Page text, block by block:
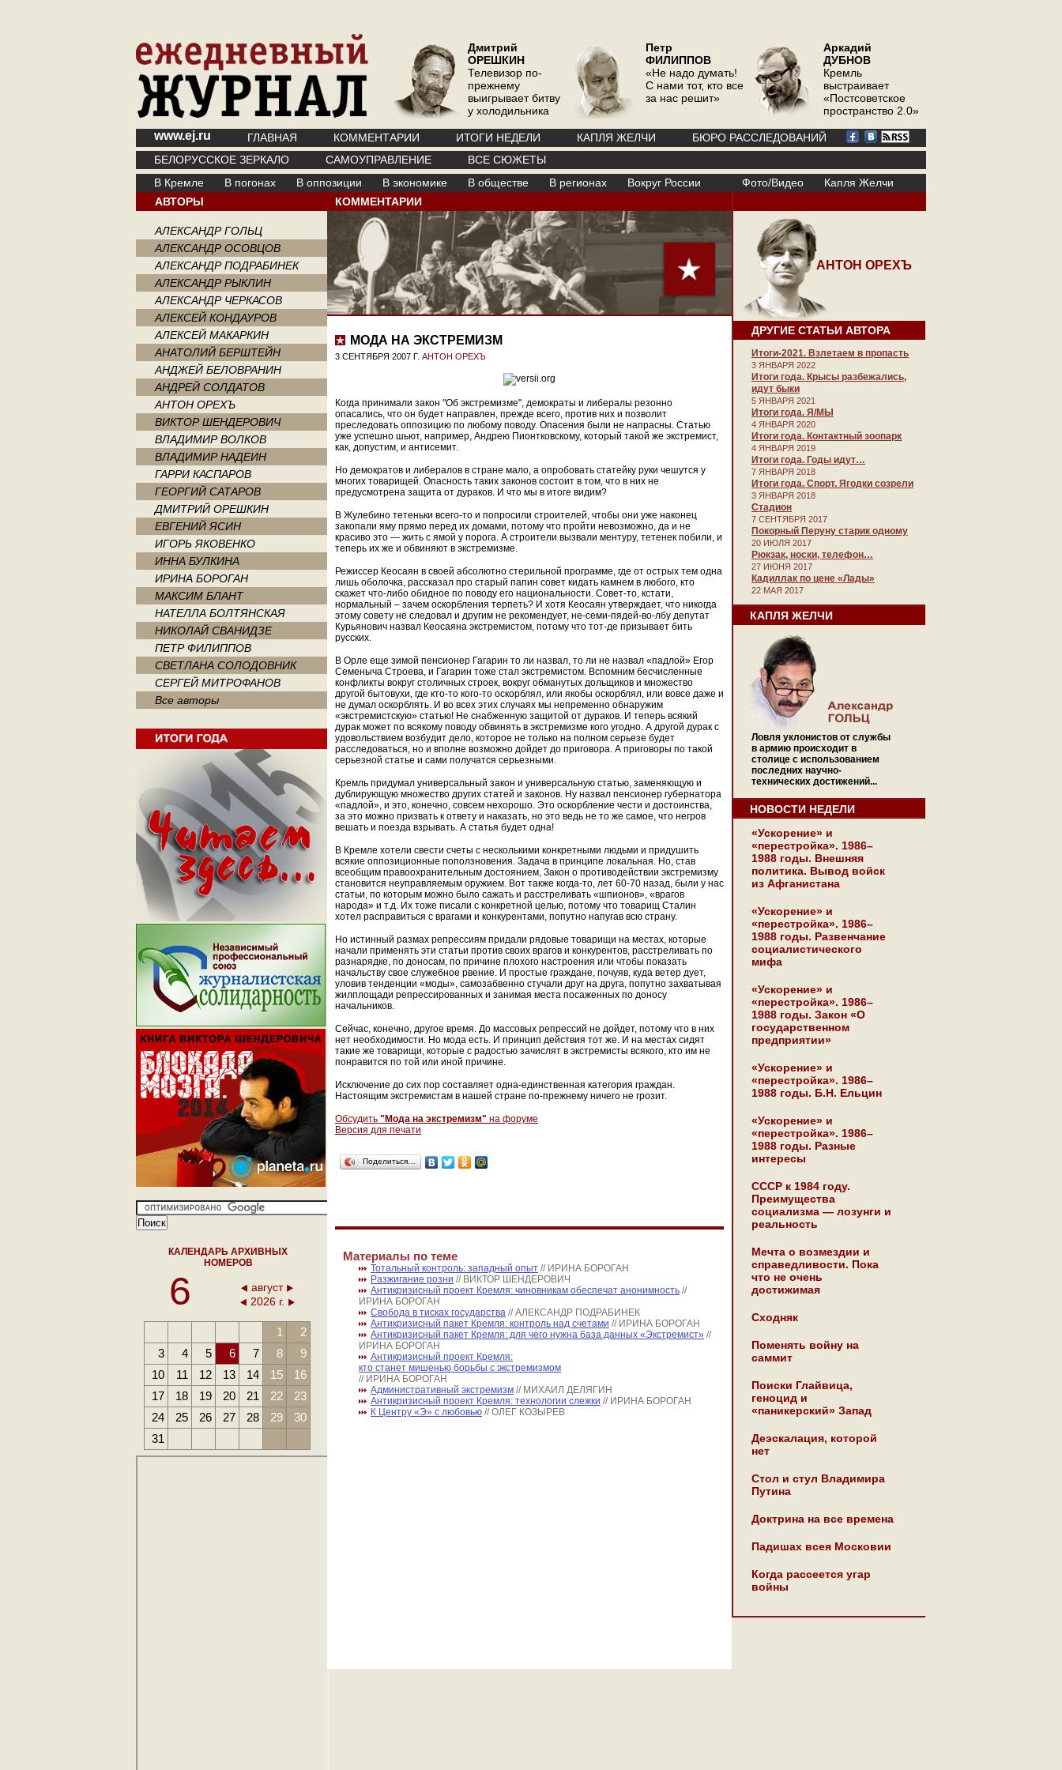
Дмитрий
ОРЕШКИН
Телевизор по-
прежнему
выигрывает битву
у холодильника
Петр
ФИЛИППОВ
«Не надо думать!
С нами тот, кто все
за нас решит»
Аркадий
ДУБНОВ
Кремль
выстраивает
«Постсоветское
пространство 2.0»
www.ej.ru ГЛАВНАЯ КОММЕНТАРИИ ИТОГИ НЕДЕЛИ КАПЛЯ ЖЕЛЧИ
БЮРО РАССЛЕДОВАНИЙ
БЕЛОРУССКОЕ ЗЕРКАЛО
САМОУПРАВЛЕНИЕ
ВСЕ СЮЖЕТЫ
В Кремле
В погонах В оппозиции В экономике В обществе В регионах Вокруг России Фото/Видео
Капля Желчи
АВТОРЫ
АЛЕКСАНДР ГОЛЬЦ
АЛЕКСАНДР ОСОВЦОВ
АЛЕКСАНДР ПОДРАБИНЕК
АЛЕКСАНДР РЫКЛИН
АЛЕКСАНДР ЧЕРКАСОВ
АЛЕКСЕЙ КОНДАУРОВ
АЛЕКСЕЙ МАКАРКИН
АНАТОЛИЙ БЕРШТЕЙН
АНДЖЕЙ БЕЛОВРАНИН
АНДРЕЙ СОЛДАТОВ
АНТОН ОРЕХЪ
ВИКТОР ШЕНДЕРОВИЧ
ВЛАДИМИР ВОЛКОВ
ВЛАДИМИР НАДЕИН
ГАРРИ КАСПАРОВ
ГЕОРГИЙ САТАРОВ
ДМИТРИЙ ОРЕШКИН
ЕВГЕНИЙ ЯСИН
ИГОРЬ ЯКОВЕНКО
ИННА БУЛКИНА
ИРИНА БОРОГАН
МАКСИМ БЛАНТ
НАТЕЛЛА БОЛТЯНСКАЯ
НИКОЛАЙ СВАНИДЗЕ
ПЕТР ФИЛИППОВ
СВЕТЛАНА СОЛОДОВНИК
СЕРГЕЙ МИТРОФАНОВ
Все авторы
КАЛЕНДАРЬ АРХИВНЫХ
НОМЕРОВ
6
август
2026 г.
1
2
3
4 5 6 7 8
9
10
11 12 13 14 15
16
17
18 19 20 21 22
23
24
25 26 27 28 29
30
31
КОММЕНТАРИИ
МОДА НА ЭКСТРЕМИЗМ
3 СЕНТЯБРЯ 2007 Г. АНТОН ОРЕХЪ
Когда принимали закон "Об экстремизме", демократы и либералы резонно
опасались, что он будет направлен, прежде всего, против них и позволит
преследовать оппозицию по любому поводу. Опасения были не напрасны. Статью
уже успешно шьют, например, Андрею Пионтковскому, который такой же экстремист,
как, допустим, и антисемит.
Но демократов и либералов в стране мало, а опробовать статейку руки чешутся у
многих товарищей. Опасность таких законов состоит в том, что в них не
предусмотрена защита от дураков. И что мы в итоге видим?
В Жулебино тетеньки всего-то и попросили строителей, чтобы они уже наконец
закопали яму прямо перед их домами, потому что пройти невозможно, да и не
красиво это — жить с ямой у порога. А строители вызвали ментуру, тетенек побили, и
теперь их же и обвиняют в экстремизме.
Режиссер Кеосаян в своей абсолютно стерильной программе, где от острых тем одна
лишь оболочка, рассказал про старый папин совет кидать камнем в любого, кто
скажет что-либо обидное по поводу его национальности. Совет-то, кстати,
нормальный – зачем оскорбления терпеть? И хотя Кеосаян утверждает, что никогда
этому совету не следовал и другим не рекомендует, не-семи-пядей-во-лбу депутат
Курьянович назвал Кеосаяна экстремистом, потому что тот-де призывает бить
русских.
В Орле еще зимой пенсионер Гагарин то ли назвал, то ли не назвал «падлой» Егор
Семеныча Строева, и Гагарин тоже стал экстремистом. Вспомним бесчисленные
конфликты вокруг столичных строек, вокруг обманутых дольщиков и множество
другой бытовухи, где кто-то кого-то оскорблял, или якобы оскорблял, или вовсе даже и
не думал оскорблять. И во всех этих случаях мы непременно обнаружим
«экстремистскую» статью! Не снабженную защитой от дураков. И теперь всякий
дурак может по всякому поводу обвинять в экстремизме кого угодно. А другой дурак с
удовольствием возбудит дело, которое не только на полном серьезе будет
расследоваться, но и вполне возможно дойдет до приговора. А приговоры по такой
серьезной статье и сами получатся серьезными.
Кремль придумал универсальный закон и универсальную статью, заменяющую и
дублирующую множество других статей и законов. Ну назвал пенсионер губернатора
«падлой», и это, конечно, совсем нехорошо. Это оскорбление чести и достоинства,
за это можно призвать к ответу и наказать, но это ведь не то же самое, что негров
вешать и поезда взрывать. А статья будет одна!
В Кремле хотели свести счеты с несколькими конкретными людьми и придушить
всякие оппозиционные поползновения. Задача в принципе локальная. Но, став
всеобщим правоохранительным достоянием, Закон о противодействии экстремизму
становится неуправляемым оружием. Вот также когда-то, лет 60-70 назад, были у нас
статьи, по которым можно было сажать и расстреливать «шпионов», «врагов
народа» и т.д. Их тоже писали с конкретной целью, потому что товарищ Сталин
хотел расправиться с врагами и конкурентами, попутно напугав всю страну.
Но истинный размах репрессиям придали рядовые товарищи на местах, которые
начали применять эти статьи против своих врагов и конкурентов, расстреливать по
разнарядке, по доносам, по причине плохого настроения или чтобы показать
начальству свое служебное рвение. И простые граждане, почуяв, куда ветер дует,
уловив тенденции «моды», самозабвенно стучали друг на друга, попутно захватывая
жилплощади репрессированных и занимая места посаженных по доносу
начальников.
Сейчас, конечно, другое время. До массовых репрессий не дойдет, потому что в них
нет необходимости. Но мода есть. И принцип действия тот же. И на местах сидят
такие же товарищи, которые с радостью зачислят в экстремисты всякого, кто им не
понравится по той или иной причине.
Исключение до сих пор составляет одна-единственная категория граждан.
Настоящим экстремистам в нашей стране по-прежнему ничего не грозит.
Обсудить "Мода на экстремизм" на форуме
Версия для печати
Поделиться…
Материалы по теме
Тотальный контроль: западный опыт // ИРИНА БОРОГАН
Разжигание розни // ВИКТОР ШЕНДЕРОВИЧ
Антикризисный проект Кремля: чиновникам обеспечат анонимность //
ИРИНА БОРОГАН
Свобода в тисках государства // АЛЕКСАНДР ПОДРАБИНЕК
Антикризисный пакет Кремля: контроль над счетами // ИРИНА БОРОГАН
Антикризисный пакет Кремля: для чего нужна база данных «Экстремист» //
ИРИНА БОРОГАН
Антикризисный проект Кремля:
кто станет мишенью борьбы с экстремизмом
// ИРИНА БОРОГАН
Административный экстремизм // МИХАИЛ ДЕЛЯГИН
Антикризисный проект Кремля: технологии слежки // ИРИНА БОРОГАН
К Центру «Э» с любовью // ОЛЕГ КОЗЫРЕВ
АНТОН ОРЕХЪ
ДРУГИЕ СТАТЬИ АВТОРА
Итоги-2021. Взлетаем в пропасть
3 ЯНВАРЯ 2022
Итоги года. Крысы разбежались,
идут быки
5 ЯНВАРЯ 2021
Итоги года. Я/МЫ
4 ЯНВАРЯ 2020
Итоги года. Контактный зоопарк
4 ЯНВАРЯ 2019
Итоги года. Годы идут…
7 ЯНВАРЯ 2018
Итоги года. Спорт. Ягодки созрели
3 ЯНВАРЯ 2018
Стадион
7 СЕНТЯБРЯ 2017
Покорный Перуну старик одному
20 ИЮЛЯ 2017
Рюкзак, носки, телефон…
27 ИЮНЯ 2017
Кадиллак по цене «Лады»
22 МАЯ 2017
КАПЛЯ ЖЕЛЧИ
Ловля уклонистов от службы
в армию происходит в
столице с использованием
последних научно-
технических достижений...
НОВОСТИ НЕДЕЛИ
«Ускорение» и
«перестройка». 1986–
1988 годы. Внешняя
политика. Вывод войск
из Афганистана
«Ускорение» и
«перестройка». 1986–
1988 годы. Развенчание
социалистического
мифа
«Ускорение» и
«перестройка». 1986–
1988 годы. Закон «О
государственном
предприятии»
«Ускорение» и
«перестройка». 1986–
1988 годы. Б.Н. Ельцин
«Ускорение» и
«перестройка». 1986–
1988 годы. Разные
интересы
СССР к 1984 году.
Преимущества
социализма — лозунги и
реальность
Мечта о возмездии и
справедливости. Пока
что не очень
достижимая
Сходняк
Поменять войну на
саммит
Поиски Глайвица,
геноцид и
«паникерский» Запад
Деэскалация, которой
нет
Стол и стул Владимира
Путина
Доктрина на все времена
Падишах всея Московии
Когда рассеется угар
войны